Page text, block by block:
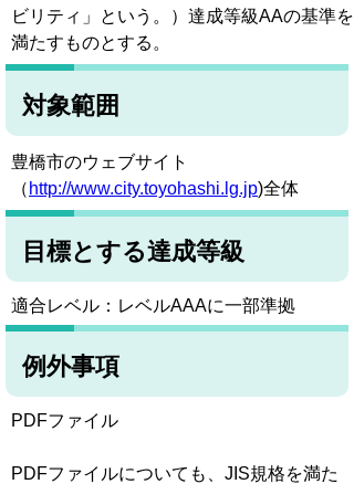
ビリティ」という。）達成等級AAの基準を
満たすものとする。
対象範囲
豊橋市のウェブサイト
（ http://www.city.toyohashi.lg.jp)全体
目標とする達成等級
適合レベル：レベルAAAに一部準拠
例外事項
PDFファイル
PDFファイルについても、JIS規格を満た